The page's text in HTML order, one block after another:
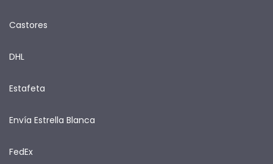
Castores
DHL
Estafeta
Envía Estrella Blanca
FedEx